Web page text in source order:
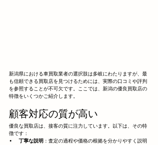
新潟県における車買取業者の選択肢は多岐にわたりますが、最
も信頼できる買取店を見つけるためには、実際の口コミや評判
を参照することが不可欠です。ここでは、新潟の優良買取店の
特徴をいくつかご紹介します。
顧客対応の質が高い
優良な買取店は、接客の質に注力しています。以下は、その特
徴です：
丁寧な説明 ：査定の過程や価格の根拠を分かりやすく説明